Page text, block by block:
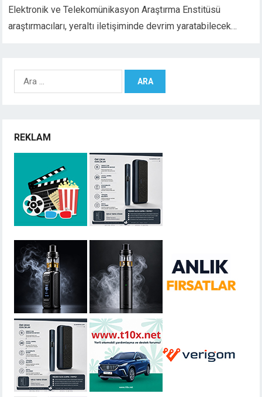
Elektronik ve Telekomünikasyon Araştırma Enstitüsü
araştırmacıları, yeraltı iletişiminde devrim yaratabilecek…
Arama:
REKLAM